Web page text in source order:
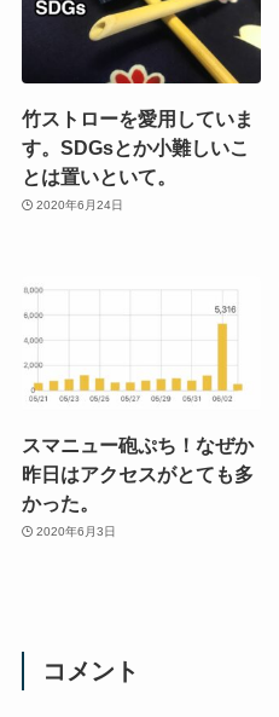
竹ストローを愛用していま
す。SDGsとか小難しいこ
とは置いといて。
2020年6月24日
スマニュー砲ぷち！なぜか
昨日はアクセスがとても多
かった。
2020年6月3日
コメント